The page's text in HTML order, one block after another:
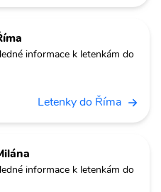
informace k letenkám do
Letenky do Říma
informace k letenkám do